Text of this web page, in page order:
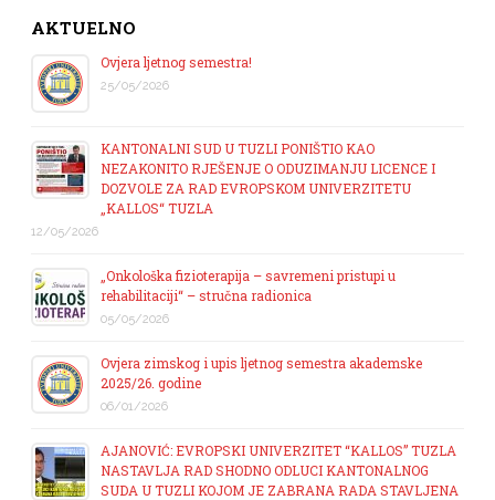
AKTUELNO
Ovjera ljetnog semestra!
25/05/2026
KANTONALNI SUD U TUZLI PONIŠTIO KAO
NEZAKONITO RJEŠENJE O ODUZIMANJU LICENCE I
DOZVOLE ZA RAD EVROPSKOM UNIVERZITETU
„KALLOS“ TUZLA
12/05/2026
„Onkološka fizioterapija – savremeni pristupi u
rehabilitaciji“ – stručna radionica
05/05/2026
Ovjera zimskog i upis ljetnog semestra akademske
2025/26. godine
06/01/2026
AJANOVIĆ: EVROPSKI UNIVERZITET “KALLOS” TUZLA
NASTAVLJA RAD SHODNO ODLUCI KANTONALNOG
SUDA U TUZLI KOJOM JE ZABRANA RADA STAVLJENA